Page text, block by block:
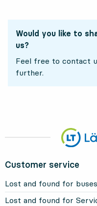
Would you like to
us?
Feel free to contact
further.
Customer service
Lost and found for buses
Lost and found for